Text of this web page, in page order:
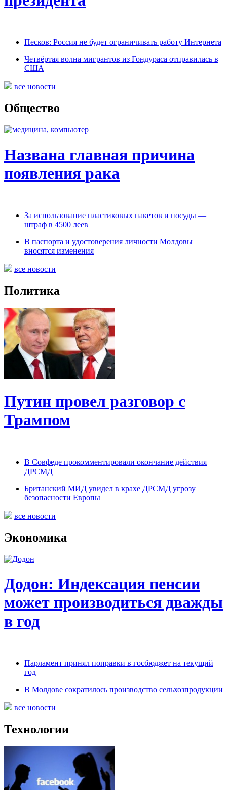
Песков: Россия не будет ограничивать работу Интернета
Четвёртая волна мигрантов из Гондураса отправилась в
США
все новости
Общество
Названа главная причина
появления рака
За использование пластиковых пакетов и посуды —
штраф в 4500 леев
В паспорта и удостоверения личности Молдовы
вносятся изменения
все новости
Политика
Путин провел разговор с
Трампом
В Совфеде прокомментировали окончание действия
ДРСМД
Британский МИД увидел в крахе ДРСМД угрозу
безопасности Европы
все новости
Экономика
Додон: Индексация пенсии
может производиться дважды
в год
Парламент принял поправки в госбюджет на текущий
год
В Молдове сократилось производство сельхозпродукции
все новости
Технологии